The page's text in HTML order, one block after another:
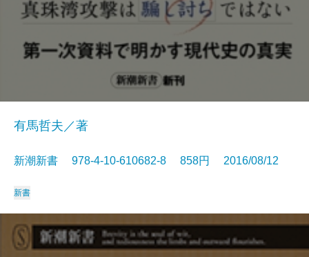
有馬哲夫／著
新潮新書 978-4-10-610682-8 858円 2016/08/12
新書